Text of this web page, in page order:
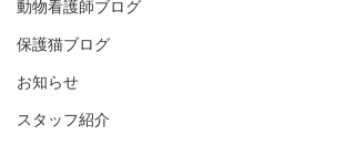
動物看護師ブログ
保護猫ブログ
お知らせ
スタッフ紹介